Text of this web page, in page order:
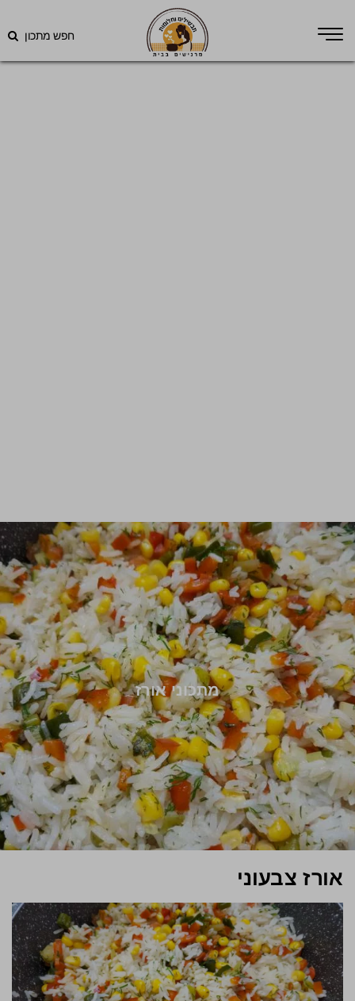
חפש מתכון
מתכוני אורז
אורז צבעוני